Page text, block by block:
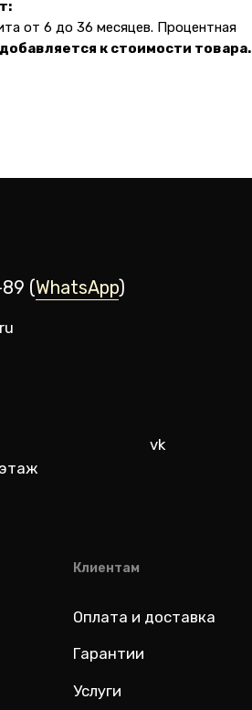
от 6 до 36 месяцев. Процентная
к стоимости товара.